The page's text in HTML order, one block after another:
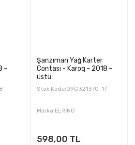
-
Şanzıman Yağ Karter
Contası - Karoq - 2018 -
üstü
Stok Kodu:09G321370-17
Marka:ELRİNG
598,00 TL